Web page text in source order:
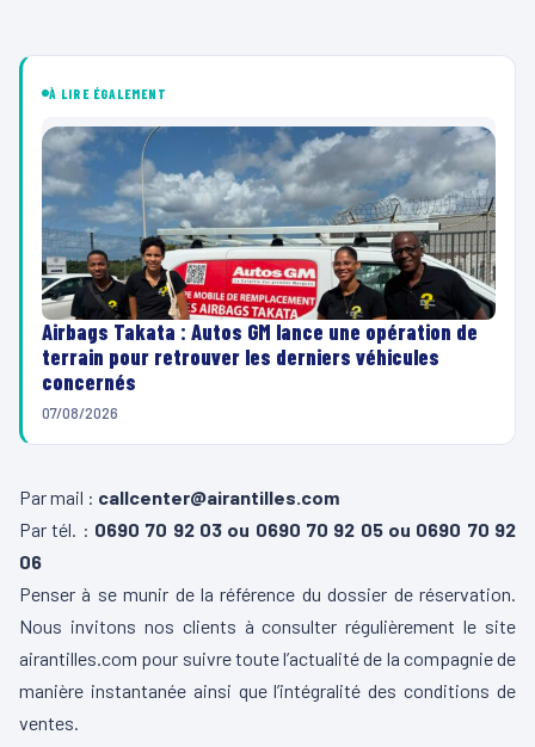
À LIRE ÉGALEMENT
Airbags Takata : Autos GM lance une opération de
terrain pour retrouver les derniers véhicules
concernés
07/08/2026
Par mail : callcenter@airantilles.com
Par tél. : 0690 70 92 03 ou 0690 70 92 05 ou 0690 70 92
06
Penser à se munir de la référence du dossier de réservation.
Nous invitons nos clients à consulter régulièrement le site
airantilles.com pour suivre toute l’actualité de la compagnie de
manière instantanée ainsi que l’intégralité des conditions de
ventes.